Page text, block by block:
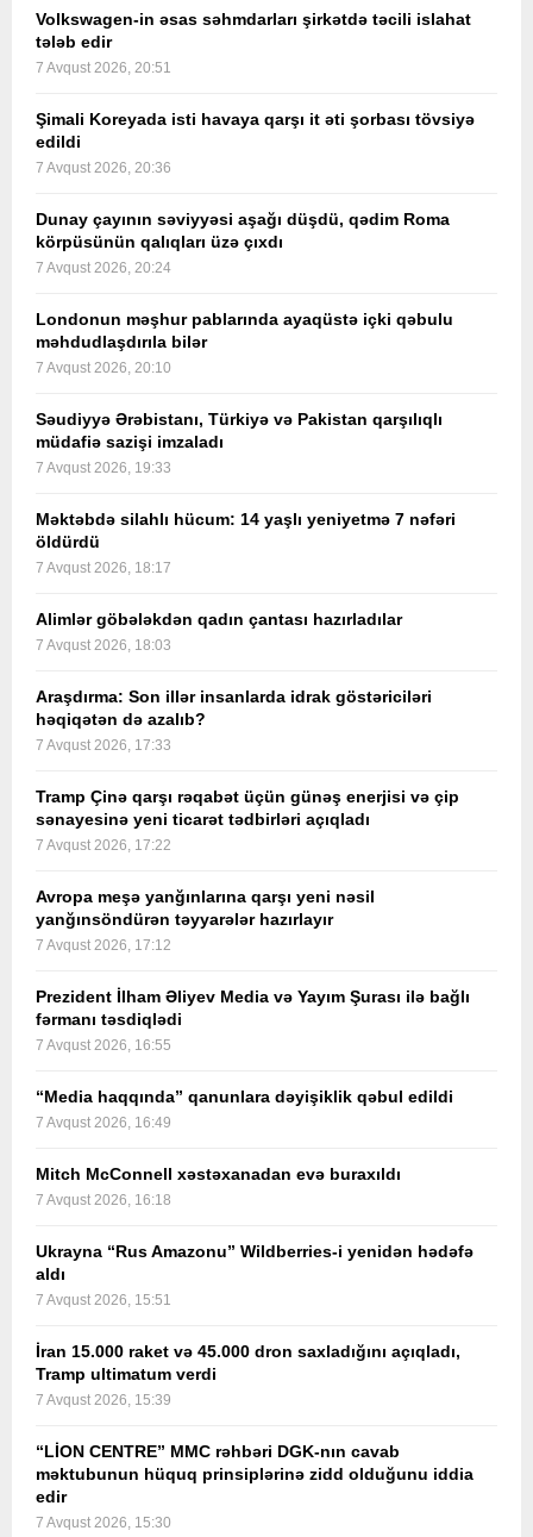
Volkswagen-in əsas səhmdarları şirkətdə təcili islahat
tələb edir
7 Avqust 2026, 20:51
Şimali Koreyada isti havaya qarşı it əti şorbası tövsiyə
edildi
7 Avqust 2026, 20:36
Dunay çayının səviyyəsi aşağı düşdü, qədim Roma
körpüsünün qalıqları üzə çıxdı
7 Avqust 2026, 20:24
Londonun məşhur pablarında ayaqüstə içki qəbulu
məhdudlaşdırıla bilər
7 Avqust 2026, 20:10
Səudiyyə Ərəbistanı, Türkiyə və Pakistan qarşılıqlı
müdafiə sazişi imzaladı
7 Avqust 2026, 19:33
Məktəbdə silahlı hücum: 14 yaşlı yeniyetmə 7 nəfəri
öldürdü
7 Avqust 2026, 18:17
Alimlər göbələkdən qadın çantası hazırladılar
7 Avqust 2026, 18:03
Araşdırma: Son illər insanlarda idrak göstəriciləri
həqiqətən də azalıb?
7 Avqust 2026, 17:33
Tramp Çinə qarşı rəqabət üçün günəş enerjisi və çip
sənayesinə yeni ticarət tədbirləri açıqladı
7 Avqust 2026, 17:22
Avropa meşə yanğınlarına qarşı yeni nəsil
yanğınsöndürən təyyarələr hazırlayır
7 Avqust 2026, 17:12
Prezident İlham Əliyev Media və Yayım Şurası ilə bağlı
fərmanı təsdiqlədi
7 Avqust 2026, 16:55
“Media haqqında” qanunlara dəyişiklik qəbul edildi
7 Avqust 2026, 16:49
Mitch McConnell xəstəxanadan evə buraxıldı
7 Avqust 2026, 16:18
Ukrayna “Rus Amazonu” Wildberries-i yenidən hədəfə
aldı
7 Avqust 2026, 15:51
İran 15.000 raket və 45.000 dron saxladığını açıqladı,
Tramp ultimatum verdi
7 Avqust 2026, 15:39
“LİON CENTRE” MMC rəhbəri DGK-nın cavab
məktubunun hüquq prinsiplərinə zidd olduğunu iddia
edir
7 Avqust 2026, 15:30